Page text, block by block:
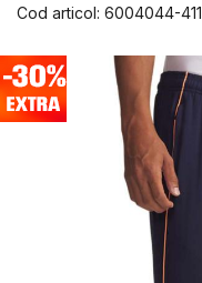
Cod articol: 6004044-411